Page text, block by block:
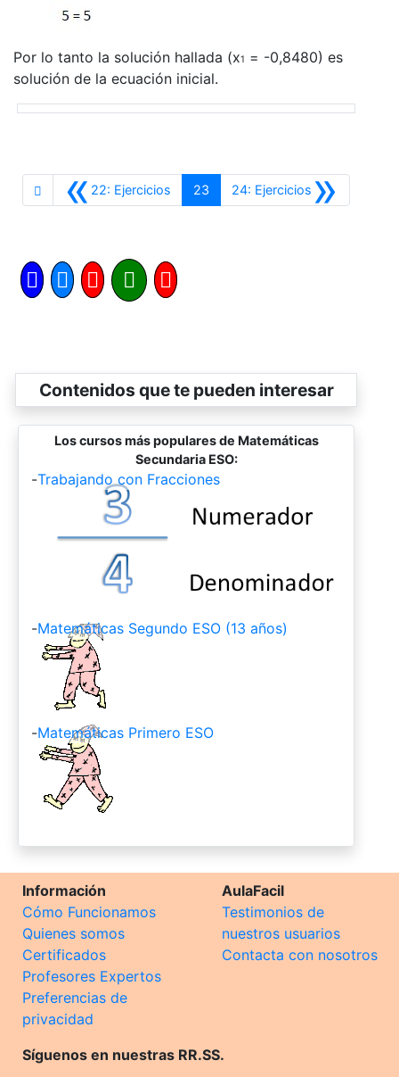
Por lo tanto la solución hallada (x1 = -0,8480) es
solución de la ecuación inicial.
«22: Ejercicios Anterior
23 »
24: Ejercicios Siguiente
Contenidos que te pueden interesar
Los cursos más populares de Matemáticas
Secundaria ESO:
-Trabajando con Fracciones
-Matemáticas Segundo ESO (13 años)
-Matemáticas Primero ESO
Información
Cómo Funcionamos
Quienes somos
Certificados
Profesores Expertos
Preferencias de
privacidad
AulaFacil
Testimonios de
nuestros usuarios
Contacta con nosotros
Síguenos en nuestras RR.SS.